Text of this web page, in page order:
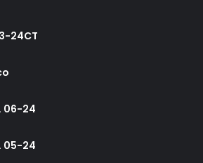
24CT
06-24
05-24